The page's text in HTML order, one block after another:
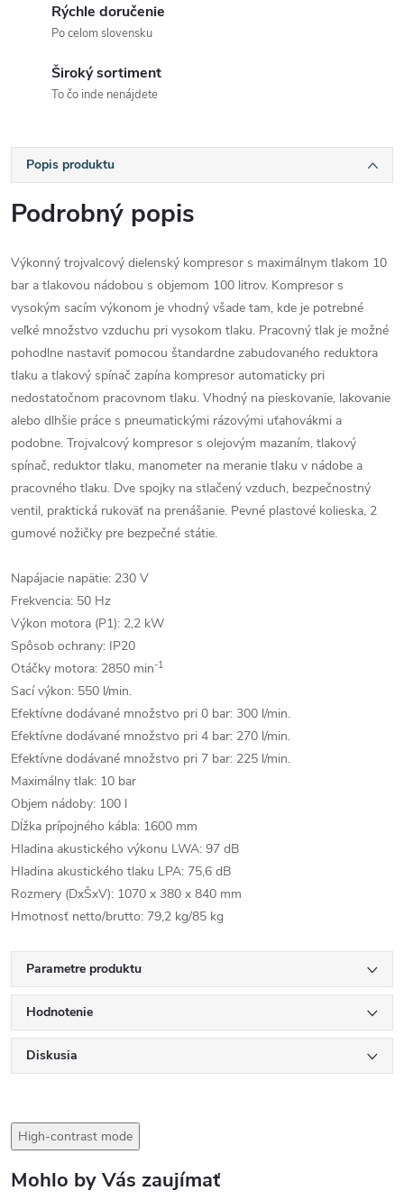
Rýchle doručenie
Po celom slovensku
Široký sortiment
To čo inde nenájdete
Popis produktu
Podrobný popis
Výkonný trojvalcový dielenský kompresor s maximálnym tlakom 10
bar a tlakovou nádobou s objemom 100 litrov. Kompresor s
vysokým sacím výkonom je vhodný všade tam, kde je potrebné
veľké množstvo vzduchu pri vysokom tlaku. Pracovný tlak je možné
pohodlne nastaviť pomocou štandardne zabudovaného reduktora
tlaku a tlakový spínač zapína kompresor automaticky pri
nedostatočnom pracovnom tlaku. Vhodný na pieskovanie, lakovanie
alebo dlhšie práce s pneumatickými rázovými uťahovákmi a
podobne. Trojvalcový kompresor s olejovým mazaním, tlakový
spínač, reduktor tlaku, manometer na meranie tlaku v nádobe a
pracovného tlaku. Dve spojky na stlačený vzduch, bezpečnostný
ventil, praktická rukoväť na prenášanie. Pevné plastové kolieska, 2
gumové nožičky pre bezpečné státie.
Napájacie napätie: 230 V
Frekvencia: 50 Hz
Výkon motora (P1): 2,2 kW
Spôsob ochrany: IP20
Otáčky motora: 2850 min-1
Sací výkon: 550 l/min.
Efektívne dodávané množstvo pri 0 bar: 300 l/min.
Efektívne dodávané množstvo pri 4 bar: 270 l/min.
Efektívne dodávané množstvo pri 7 bar: 225 l/min.
Maximálny tlak: 10 bar
Objem nádoby: 100 l
Dĺžka prípojného kábla: 1600 mm
Hladina akustického výkonu LWA: 97 dB
Hladina akustického tlaku LPA: 75,6 dB
Rozmery (DxŠxV): 1070 x 380 x 840 mm
Hmotnosť netto/brutto: 79,2 kg/85 kg
Parametre produktu
Hodnotenie
Diskusia
High-contrast mode
Mohlo by Vás zaujímať